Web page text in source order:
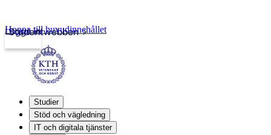
Studentwebben
Logga in
Hoppa till huvudinnehållet
Studier
Stöd och vägledning
IT och digitala tjänster